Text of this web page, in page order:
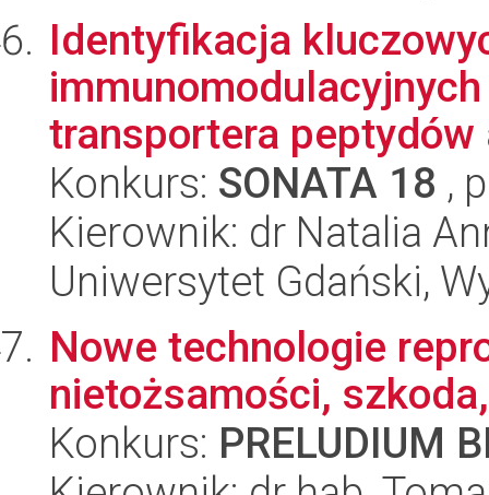
Identyfikacja
transportera peptydów
Konkurs: SONATA 18 ,
Kierownik: dr Natalia
Uniwersytet Gdański,
Nowe technologie
nietożsamości,
Konkurs: PRELUDIUM